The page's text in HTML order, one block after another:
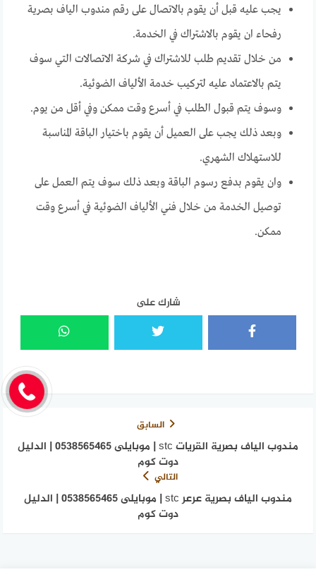
يجب عليه قبل أن يقوم بالاتصال على رقم مندوب الياف بصرية
رفحاء ان يقوم بالاشتراك في الخدمة.
من خلال تقديم طلب للاشتراك في شركة الاتصالات التي سوف
يتم بالاعتماد عليه لتركيب خدمة الألياف الضوئية.
وسوف يتم قبول الطلب في أسرع وقت ممكن وفي أقل من يوم.
وبعد ذلك يجب على العميل أن يقوم باختيار الباقة المناسبة
للاستهلاك الشهري.
وان يقوم بدفع رسوم الباقة وبعد ذلك سوف يتم العمل على
توصيل الخدمة من خلال فني الألياف الضوئية في أسرع وقت
ممكن.
شارك على
السابق
مندوب الياف بصرية القريات stc | موبايلى 0538565465 | الدليل
دوت كوم
التالي
مندوب الياف بصرية عرعر stc | موبايلى 0538565465 | الدليل
دوت كوم